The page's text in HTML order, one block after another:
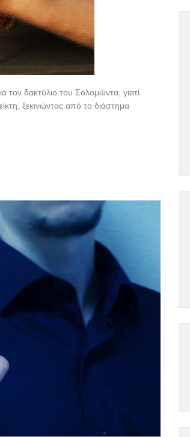
τον δακτύλιο του Σολομώντα, γιατί
ξεκινώντας από το διάστημα